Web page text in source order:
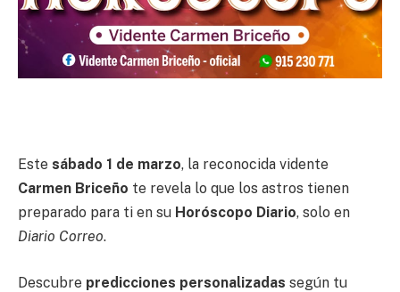
Este sábado 1 de marzo, la reconocida vidente
Carmen Briceño te revela lo que los astros tienen
preparado para ti en su Horóscopo Diario, solo en
Diario Correo.
Descubre predicciones personalizadas según tu